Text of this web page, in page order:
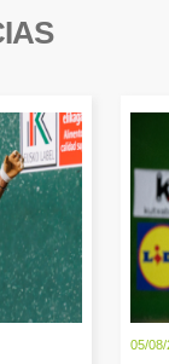
05/08/